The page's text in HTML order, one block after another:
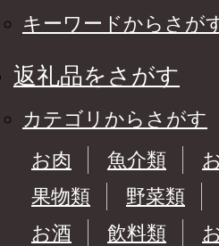
キーワードからさが
返礼品をさがす
カテゴリからさがす
お肉
魚介類
果物類
野菜類
お酒
飲料類